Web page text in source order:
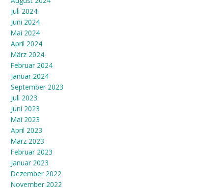
Juli 2024
Juni 2024
Mai 2024
April 2024
März 2024
Februar 2024
Januar 2024
September 2023
Juli 2023
Juni 2023
Mai 2023
April 2023
März 2023
Februar 2023
Januar 2023
Dezember 2022
November 2022